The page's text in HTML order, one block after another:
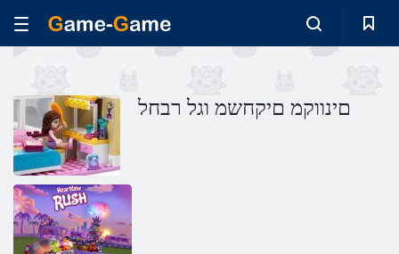
םינווקמ םיקחשמ וגל רבחל